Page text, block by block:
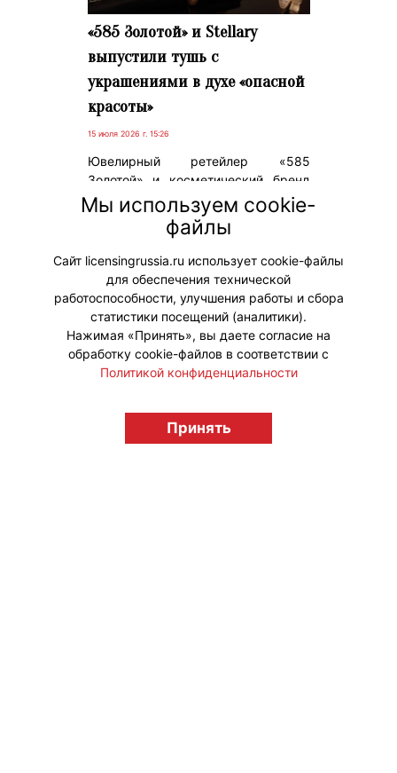
«585 Золотой» и Stellary
выпустили тушь с
украшениями в духе «опасной
красоты»
15 июля 2026 г. 15:26
Ювелирный ретейлер «585
Золотой» и косметический бренд
Stellary выпустили совместную
коллекцию украшений и косметики.
Компании объединились вокруг
темы «опасной красоты».
#ПродвижениеБренда #Коллаборации
licensingrussia.ru, 2009-2026 12+
Мы используем cookie-
файлы
Сайт licensingrussia.ru использует cookie-файлы
для обеспечения технической
работоспособности, улучшения работы и сбора
статистики посещений (аналитики).
Нажимая «Принять», вы даете согласие на
обработку cookie-файлов в соответствии с
Политикой конфиденциальности
Принять